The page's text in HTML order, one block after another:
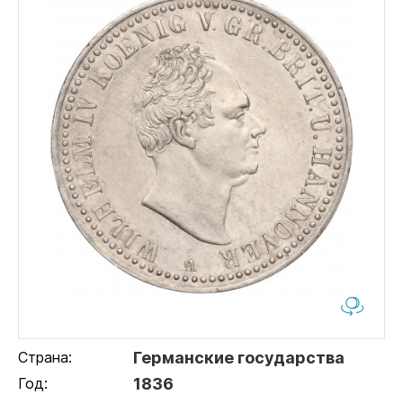
Страна: Германские государства
Год: 1836